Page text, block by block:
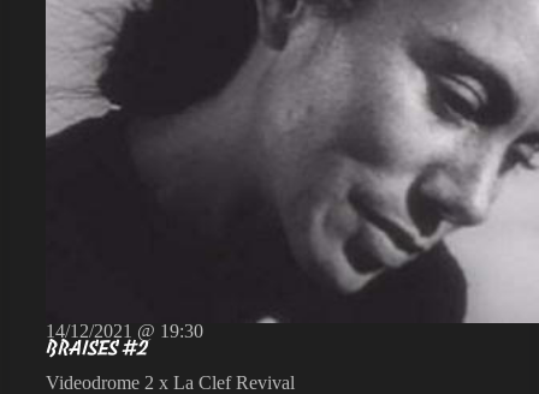
14/12/2021 @ 19:30
BRAISES #2
Videodrome 2 x La Clef Revival